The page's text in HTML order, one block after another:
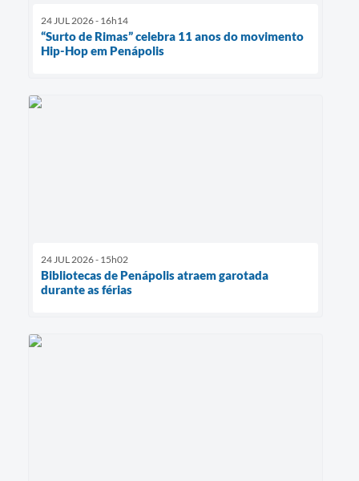
24 JUL 2026 - 16h14
“Surto de Rimas” celebra 11 anos do movimento
Hip-Hop em Penápolis
24 JUL 2026 - 15h02
Bibliotecas de Penápolis atraem garotada
durante as férias